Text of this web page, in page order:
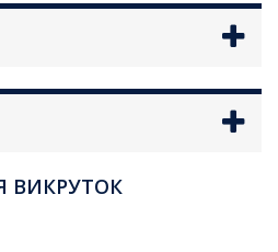
ВИКРУТОК